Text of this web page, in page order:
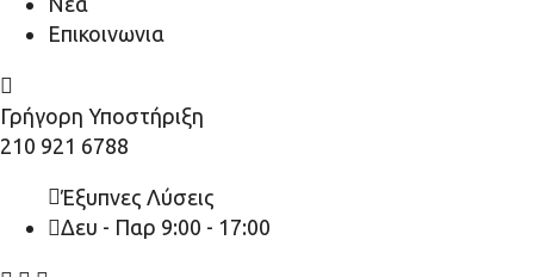
Επικοινωνια
Γρήγορη Υποστήριξη
210 921 6788
Έξυπνες Λύσεις
Δευ - Παρ 9:00 - 17:00